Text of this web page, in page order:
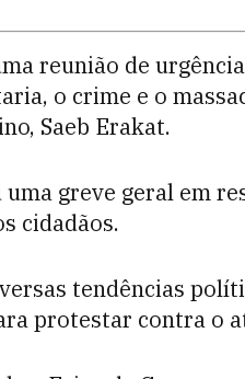
reunião de
o crime e o
Saeb Erakat.
greve geral em
cidadãos.
tendências
protestar contra o